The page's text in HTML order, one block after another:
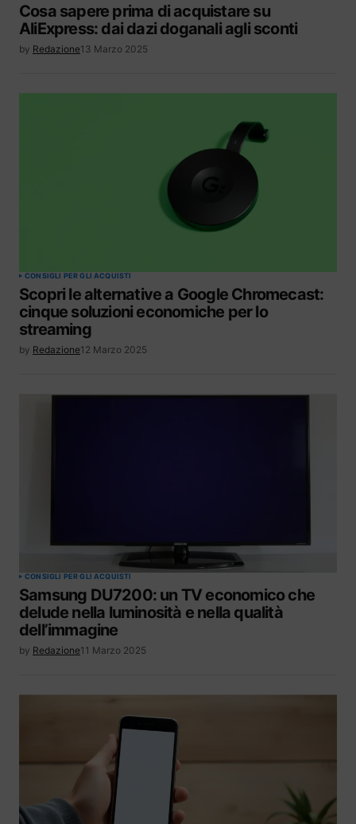
Cosa sapere prima di acquistare su
AliExpress: dai dazi doganali agli sconti
by Redazione13 Marzo 2025
CONSIGLI PER GLI ACQUISTI
Scopri le alternative a Google Chromecast:
cinque soluzioni economiche per lo
streaming
by Redazione12 Marzo 2025
CONSIGLI PER GLI ACQUISTI
Samsung DU7200: un TV economico che
delude nella luminosità e nella qualità
dell’immagine
by Redazione11 Marzo 2025